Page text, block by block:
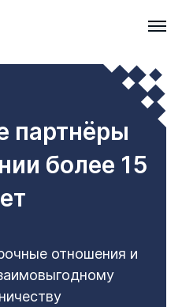
партнёры
более 15
отношения и